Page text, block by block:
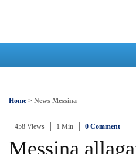
Home > News Messina
458 Views 1 Min 0 Comment
Messina